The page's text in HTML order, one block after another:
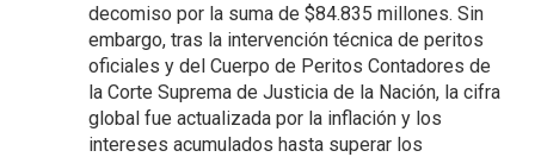
decomiso por la suma de $84.835 millones. Sin
embargo, tras la intervención técnica de peritos
oficiales y del Cuerpo de Peritos Contadores de
la Corte Suprema de Justicia de la Nación, la cifra
global fue actualizada por la inflación y los
intereses acumulados hasta superar los